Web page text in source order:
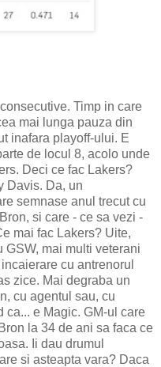
Timp in care
mai lunga pauza din
inafara playoff-ului. E
de locul 8, acolo unde
Deci ce fac Lakers?
Davis. Da, un
semnase anul trecut cu
si care - ce sa vezi -
mai fac Lakers? Uite,
GSW, mai multi veterani
cu antrenorul
zice. Mai degraba un
cu agentul sau, cu
ca... e Magic. GM-ul care
la 34 de ani sa faca ce
Ii dau drumul
si asteapta vara? Daca